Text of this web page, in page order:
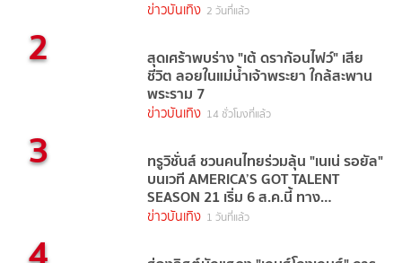
ข่าวบันเทิง 2 วันที่แล้ว
2 สุดเศร้าพบร่าง "เต้ ดราก้อนไฟว์" เสีย
ชีวิต ลอยในแม่น้ำเจ้าพระยา ใกล้สะพาน
พระราม 7
ข่าวบันเทิง 14 ชั่วโมงที่แล้ว
3 ทรูวิชั่นส์ ชวนคนไทยร่วมลุ้น "เนเน่ รอยัล"
บนเวที AMERICA’S GOT TALENT
SEASON 21 เริ่ม 6 ส.ค.นี้ ทาง
TrueVisions NOW
ข่าวบันเทิง 1 วันที่แล้ว